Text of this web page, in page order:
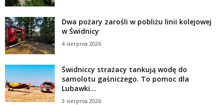
Dwa pożary zarośli w pobliżu linii kolejowej
w Świdnicy
4 sierpnia 2026
Świdniccy strażacy tankują wodę do
samolotu gaśniczego. To pomoc dla
Lubawki...
3 sierpnia 2026